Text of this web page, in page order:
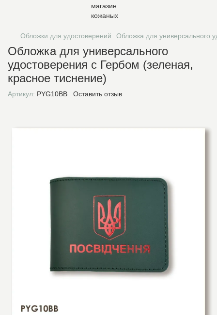
Обложки для удостоверений Обложка для универсального
Обложка для универсального
удостоверения с Гербом (зеленая,
красное тиснение)
Артикул: PYG10BB Оставить отзыв